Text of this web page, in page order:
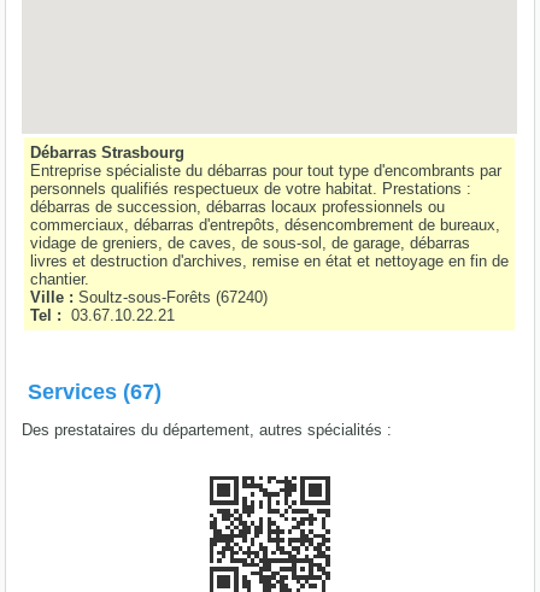
Débarras Strasbourg
Entreprise spécialiste du débarras pour tout type d'encombrants par
personnels qualifiés respectueux de votre habitat. Prestations :
débarras de succession, débarras locaux professionnels ou
commerciaux, débarras d'entrepôts, désencombrement de bureaux,
vidage de greniers, de caves, de sous-sol, de garage, débarras
livres et destruction d'archives, remise en état et nettoyage en fin de
chantier.
Ville :Soultz-sous-Forêts(67240)
Tel :
03.67.10.22.21
Services (67)
Des prestataires du département, autres spécialités :